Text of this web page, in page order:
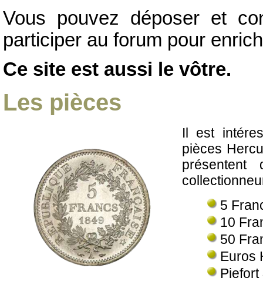
Vous pouvez déposer et
participer au forum pour
Ce site est aussi le vôtre.
Les pièces
Il est
pièces
5
10
50
Euros